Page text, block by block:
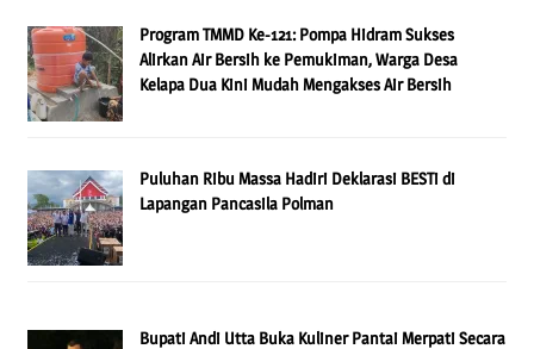
Program TMMD Ke-121: Pompa Hidram Sukses
Alirkan Air Bersih ke Pemukiman, Warga Desa
Kelapa Dua Kini Mudah Mengakses Air Bersih
Puluhan Ribu Massa Hadiri Deklarasi BESTi di
Lapangan Pancasila Polman
Bupati Andi Utta Buka Kuliner Pantai Merpati Secara